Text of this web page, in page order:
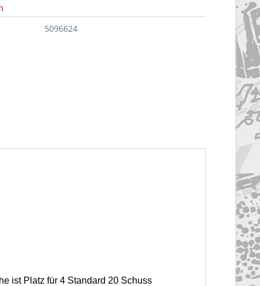
5096624
ist Platz für 4 Standard 20 Schuss